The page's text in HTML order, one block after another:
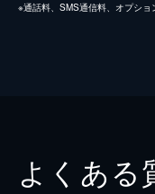
※通話料、SMS通信料、オプショ
よくある